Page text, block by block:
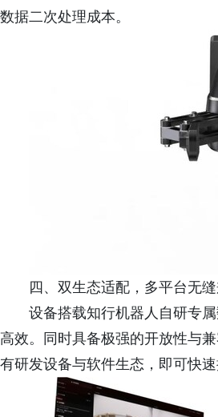
数据二次处理成本。
四、双生态适配，多平台无
设备搭载知行机器人自研专
高效。同时具备极强的开放性与
有研发设备与软件生态，即可快